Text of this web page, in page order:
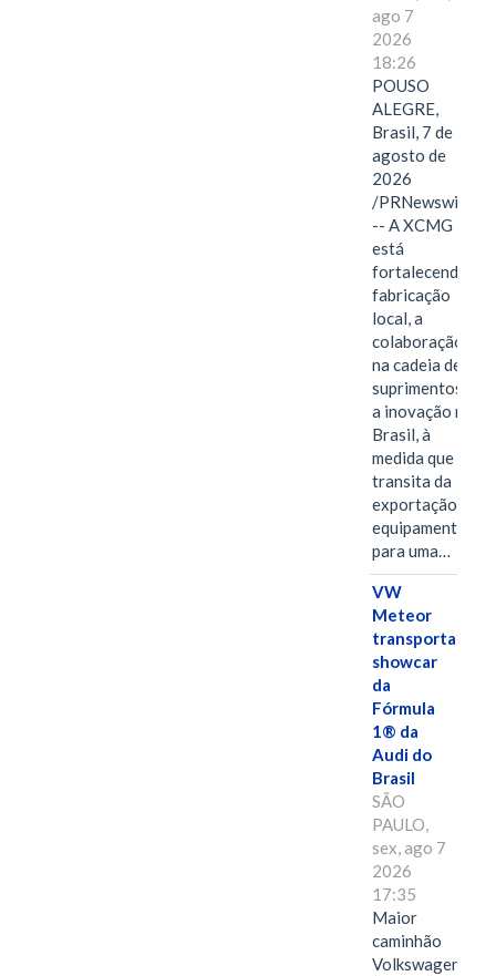
ago 7
2026
18:26
POUSO
ALEGRE,
Brasil, 7 de
agosto de
2026
/PRNewswire/
-- A XCMG
está
fortalecendo a
fabricação
local, a
colaboração
na cadeia de
suprimentos e
a inovação no
Brasil, à
medida que
transita da
exportação de
equipamentos
para uma…
VW
Meteor
transporta
showcar
da
Fórmula
1® da
Audi do
Brasil
SÃO
PAULO,
sex, ago 7
2026
17:35
Maior
caminhão
Volkswagen